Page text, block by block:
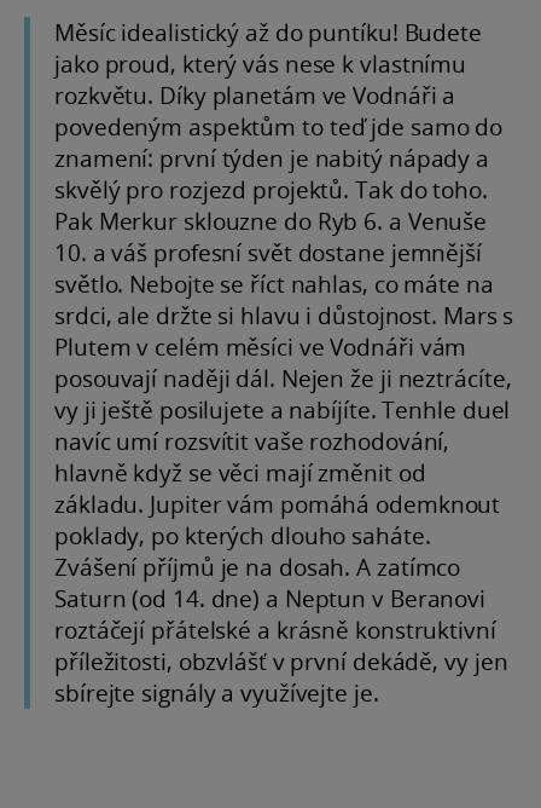
Měsíc idealistický až do puntíku! Budete
jako proud, který vás nese k vlastnímu
rozkvětu. Díky planetám ve Vodnáři a
povedeným aspektům to teď jde samo do
znamení: první týden je nabitý nápady a
skvělý pro rozjezd projektů. Tak do toho.
Pak Merkur sklouzne do Ryb 6. a Venuše
10. a váš profesní svět dostane jemnější
světlo. Nebojte se říct nahlas, co máte na
srdci, ale držte si hlavu i důstojnost. Mars s
Plutem v celém měsíci ve Vodnáři vám
posouvají naději dál. Nejen že ji neztrácíte,
vy ji ještě posilujete a nabíjíte. Tenhle duel
navíc umí rozsvítit vaše rozhodování,
hlavně když se věci mají změnit od
základu. Jupiter vám pomáhá odemknout
poklady, po kterých dlouho saháte.
Zvášení příjmů je na dosah. A zatímco
Saturn (od 14. dne) a Neptun v Beranovi
roztáčejí přátelské a krásně konstruktivní
příležitosti, obzvlášť v první dekádě, vy jen
sbírejte signály a využívejte je.